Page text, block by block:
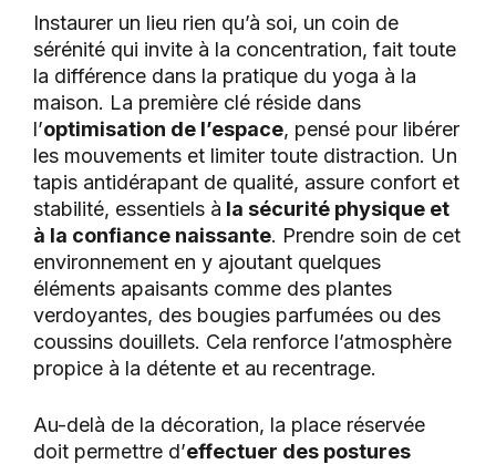
Instaurer un lieu rien qu’à soi, un coin de
sérénité qui invite à la concentration, fait toute
la différence dans la pratique du yoga à la
maison. La première clé réside dans
l’optimisation de l’espace, pensé pour libérer
les mouvements et limiter toute distraction. Un
tapis antidérapant de qualité, assure confort et
stabilité, essentiels à la sécurité physique et
à la confiance naissante. Prendre soin de cet
environnement en y ajoutant quelques
éléments apaisants comme des plantes
verdoyantes, des bougies parfumées ou des
coussins douillets. Cela renforce l’atmosphère
propice à la détente et au recentrage.
Au-delà de la décoration, la place réservée
doit permettre d’effectuer des postures